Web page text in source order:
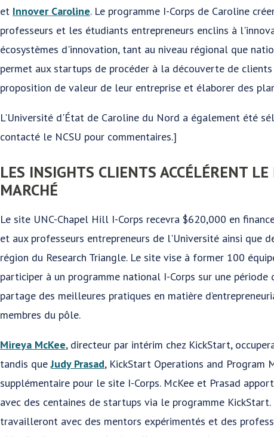
et Innover Caroline. Le programme I-Corps de Caroline
professeurs et les étudiants entrepreneurs enclins à
écosystèmes d'innovation, tant au niveau régional que
permet aux startups de procéder à la découverte de
proposition de valeur de leur entreprise et élaborer des
L'Université d'État de Caroline du Nord a également été
contacté le NCSU pour commentaires.]
LES INSIGHTS CLIENTS ACCÉLÉRENT
MARCHÉ
Le site UNC-Chapel Hill I-Corps recevra $620,000 en
et aux professeurs entrepreneurs de l'Université ainsi que
région du Research Triangle. Le site vise à former 100
participer à un programme national I-Corps sur une
partage des meilleures pratiques en matière
membres du pôle.
Mireya McKee, directeur par intérim chez KickStart,
tandis queJudy Prasad, KickStart Operations and Program
supplémentaire pour le site I-Corps. McKee et Prasad
avec des centaines de startups via le programme
travailleront avec des mentors expérimentés et des